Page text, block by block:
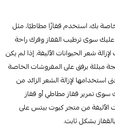
بك، استخدم قفازًا مطاطيًا، مثل
عليك سوى ترطيب القفاز وفرك راحة
شعر الحيوانات الأليفة. إذا لم يكن
مبللة برفق على المفروشات الخاصة
استخدامها لإزالة الشعر الزائد من
تمرير قفاز مطاطي أو قفاز
الأليفة من متجر كيوت بيتس على
بشكل ثابت.